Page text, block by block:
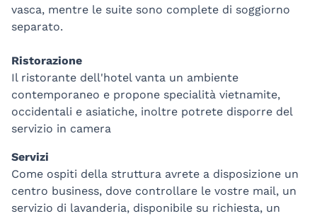
vasca, mentre le suite sono complete di soggiorno
separato.
Ristorazione
Il ristorante dell'hotel vanta un ambiente
contemporaneo e propone specialità vietnamite,
occidentali e asiatiche, inoltre potrete disporre del
servizio in camera
Servizi
Come ospiti della struttura avrete a disposizione un
centro business, dove controllare le vostre mail, un
servizio di lavanderia, disponibile su richiesta, un